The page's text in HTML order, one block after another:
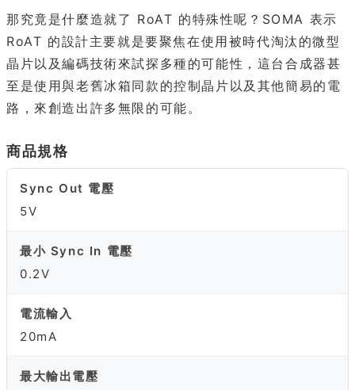
那究竟是什麼造就了 RoAT 的特殊性呢？SOMA 表示
RoAT 的設計主要就是要聚焦在使用被時代淘汰的微型
晶片以及編碼技術來試探多種的可能性，這台合成器甚
至是使用與老舊冰箱同款的控制晶片以及其他簡易的電
路，來創造出許多無限的可能。
商品規格
Sync Out 電壓
5V
最小 Sync In 電壓
0.2V
電流輸入
20mA
最大輸出電壓